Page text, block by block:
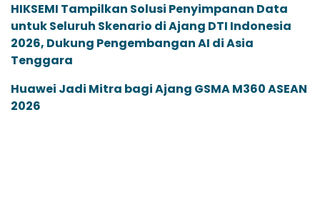
HIKSEMI Tampilkan Solusi Penyimpanan Data
untuk Seluruh Skenario di Ajang DTI Indonesia
2026, Dukung Pengembangan AI di Asia
Tenggara
Huawei Jadi Mitra bagi Ajang GSMA M360 ASEAN
2026